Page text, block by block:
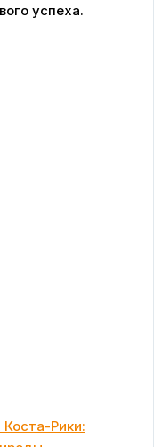
успеха.